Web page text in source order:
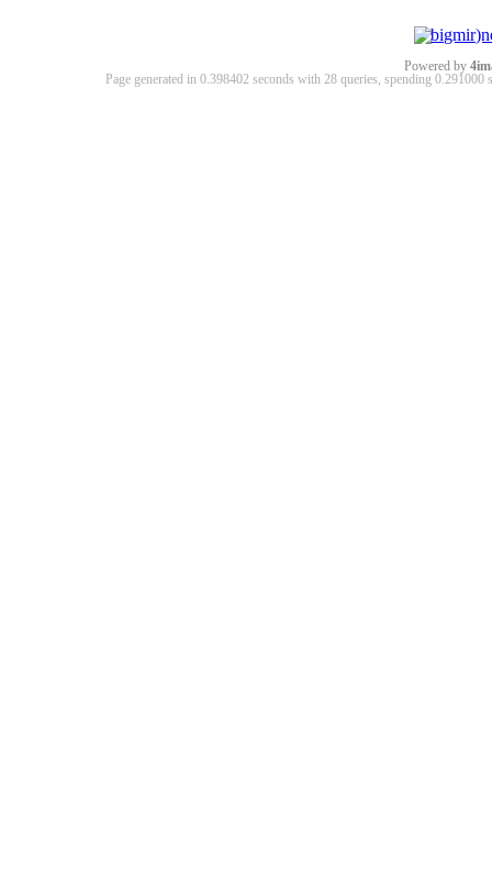
Powered by
Page generated in 0.398402 seconds with 28 queries, spending